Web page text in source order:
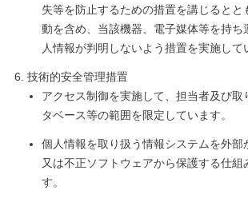
失等を防止するための措置を講じるとと
動を含め、当該機器、電子媒体等を持ち
人情報が判明しないよう措置を実施して
技術的安全管理措置
アクセス制御を実施して、担当者及び取
タベース等の範囲を限定しています。
個人情報を取り扱う情報システムを外部
又は不正ソフトウェアから保護する仕組
す。